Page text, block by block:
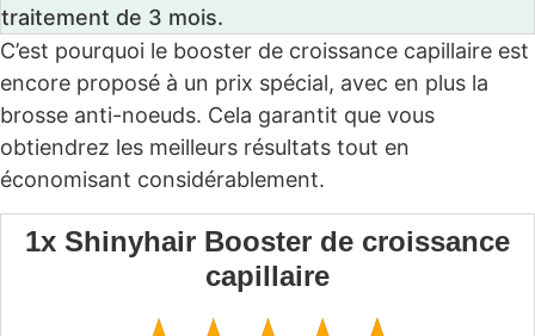
traitement de 3 mois.
C’est pourquoi le booster de croissance capillaire est
encore proposé à un prix spécial, avec en plus la
brosse anti-noeuds. Cela garantit que vous
obtiendrez les meilleurs résultats tout en
économisant considérablement.
1x Shinyhair Booster de croissance
capillaire